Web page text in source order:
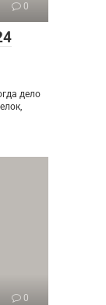
0
дело
0